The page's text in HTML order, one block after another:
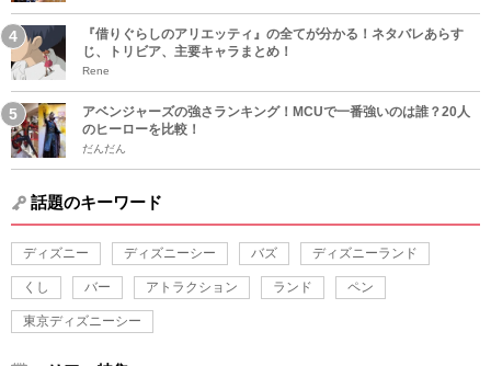
『借りぐらしのアリエッティ』の全てが分かる！ネタバレあらす
じ、トリビア、主要キャラまとめ！
Rene
アベンジャーズの強さランキング！MCUで一番強いのは誰？20人
のヒーローを比較！
だんだん
話題のキーワード
ディズニー ディズニーシー バズ ディズニーランド
くし バー アトラクション ランド ペン
東京ディズニーシー